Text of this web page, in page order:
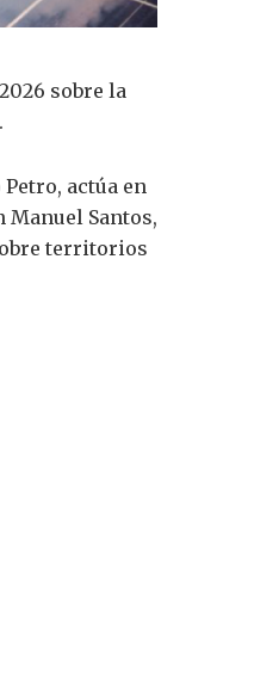
sobre la
actúa en
Manuel Santos,
territorios